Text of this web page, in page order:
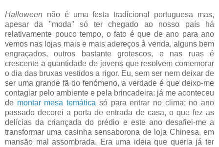
Halloween não é uma festa tradicional portuguesa mas,
apesar da "moda" só ter chegado ao nosso país há
relativamente pouco tempo, o fato é que de ano para ano
vemos nas lojas mais e mais adereços à venda, alguns bem
engraçados, outros bastante grotescos, e nas ruas é
crescente a quantidade de jovens que resolvem comemorar
o dia das bruxas vestidos a rigor. Eu, sem ser nem deixar de
ser uma grande fã do fenómeno, a verdade é que deixo-me
contagiar pelo ambiente e pela brincadeira: já me aconteceu
de montar mesa temática só para entrar no clima; no ano
passado decorei a porta de entrada de casa, o que fez as
delícias da criançada do prédio e este ano desafiei-me a
transformar uma casinha sensaborona de loja Chinesa, em
mansão mal assombrada. Era uma ideia que queria já ter